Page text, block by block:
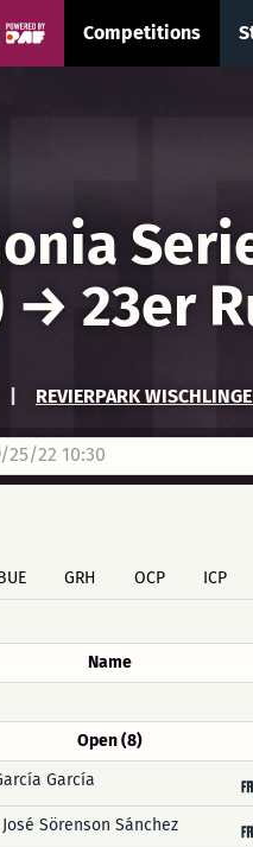
Competitions
→ 23er
REVIERPARK
25/22 10:30
GRH OCP ICP
Name
Open (8)
García
Sörenson Sánchez